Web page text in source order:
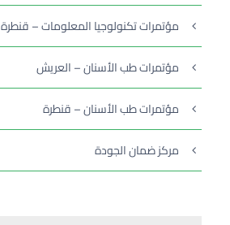
مؤتمرات تكنولوجيا المعلومات – قنطرة
مؤتمرات طب الأسنان – العريش
مؤتمرات طب الأسنان – قنطرة
مركز ضمان الجودة